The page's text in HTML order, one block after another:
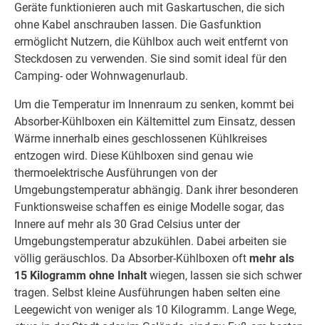
Geräte funktionieren auch mit Gaskartuschen, die sich
ohne Kabel anschrauben lassen. Die Gasfunktion
ermöglicht Nutzern, die Kühlbox auch weit entfernt von
Steckdosen zu verwenden. Sie sind somit ideal für den
Camping- oder Wohnwagenurlaub.
Um die Temperatur im Innenraum zu senken, kommt bei
Absorber-Kühlboxen ein Kältemittel zum Einsatz, dessen
Wärme innerhalb eines geschlossenen Kühlkreises
entzogen wird. Diese Kühlboxen sind genau wie
thermoelektrische Ausführungen von der
Umgebungstemperatur abhängig. Dank ihrer besonderen
Funktionsweise schaffen es einige Modelle sogar, das
Innere auf mehr als 30 Grad Celsius unter der
Umgebungstemperatur abzukühlen. Dabei arbeiten sie
völlig geräuschlos. Da Absorber-Kühlboxen oft mehr als
15 Kilogramm ohne Inhalt wiegen, lassen sie sich schwer
tragen. Selbst kleine Ausführungen haben selten eine
Leegewicht von weniger als 10 Kilogramm. Lange Wege,